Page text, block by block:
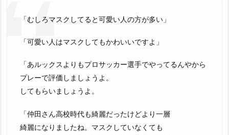
「むしろマスクしてると可愛い人の方が多い」
「可愛い人はマスクしてもかわいいですよ」
「あルックスよりもプロサッカー選手でやってるんやから
プレーで評価しましょうよ。
してもらいましょうよ。
「仲田さん高校時代も綺麗だったけどより一層
綺麗になりましたね。マスクしていなくても